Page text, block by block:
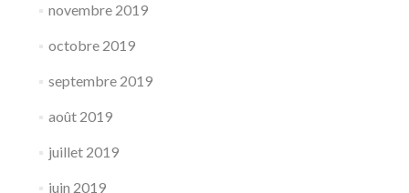
novembre 2019
octobre 2019
septembre 2019
août 2019
juillet 2019
juin 2019